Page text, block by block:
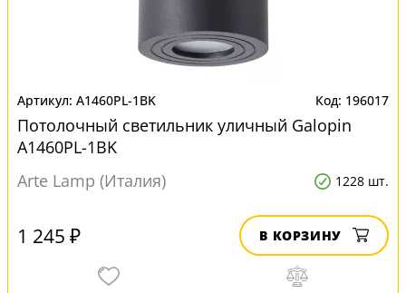
A1460PL-1BK 196017
Потолочный светильник уличный Galopin
A1460PL-1BK
Arte Lamp (Италия)
1228 шт.
1 245 ₽ В КОРЗИНУ